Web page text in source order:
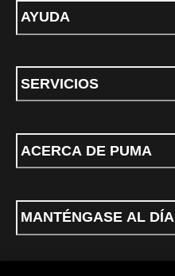
AYUDA
SERVICIOS
ACERCA DE PUMA
MANTÉNGASE AL DÍA